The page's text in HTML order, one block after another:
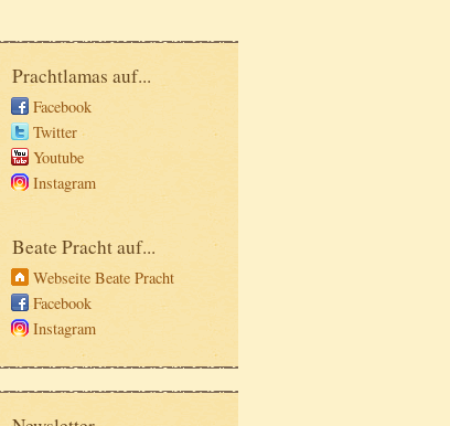
Prachtlamas auf...
Facebook
Twitter
Youtube
Instagram
Beate Pracht auf...
Webseite Beate Pracht
Facebook
Instagram